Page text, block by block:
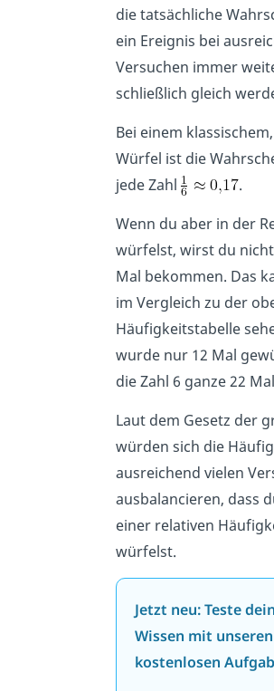
die tatsächliche
ein Ereignis bei
Versuchen immer
schließlich gleich
Bei einem
Würfel ist die
jede Zahl
.
Wenn du aber in der
würfelst, wirst du nicht
Mal bekommen. Das
im Vergleich zu der
Häufigkeitstabelle
wurde nur 12 Mal
die Zahl 6 ganze 22
Laut dem Gesetz der
würden sich die
ausreichend vielen
ausbalancieren, dass
einer relativen
würfelst.
Jetzt neu: Teste dein
Wissen mit unseren
kostenlosen